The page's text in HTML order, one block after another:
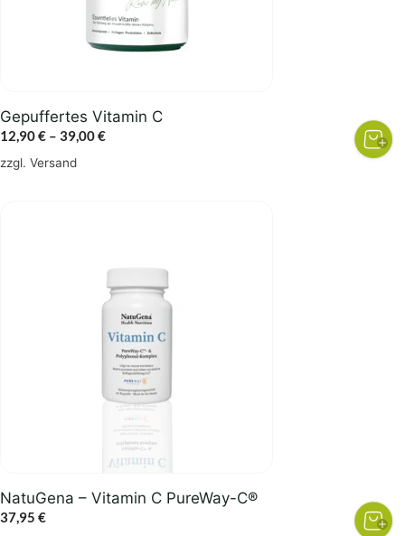
Gepuffertes Vitamin C
12,90€ – 39,00€Preisspanne:
zzgl. Versand
werden
NatuGena – Vitamin C PureWay-C®
37,95 €